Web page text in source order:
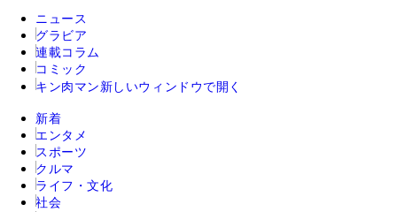
ニュース
グラビア
連載コラム
コミック
キン肉マン 新しいウィンドウで開く
新着
エンタメ
スポーツ
クルマ
ライフ・文化
社会